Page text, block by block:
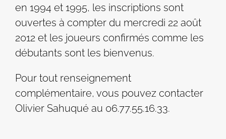
en 1994 et 1995, les inscriptions sont
ouvertes à compter du mercredi 22 août
2012 et les joueurs confirmés comme les
débutants sont les bienvenus.
Pour tout renseignement
complémentaire, vous pouvez contacter
Olivier Sahuqué au 06.77.55.16.33.